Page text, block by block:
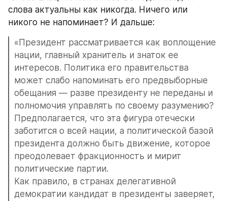
слова актуальны как никогда. Ничего или
никого не напоминает? И дальше:
«Президент рассматривается как воплощение
нации, главный хранитель и знаток ее
интересов. Политика его правительства
может слабо напоминать его предвыборные
обещания — разве президенту не переданы и
полномочия управлять по своему разумению?
Предполагается, что эта фигура отечески
заботится о всей нации, а политической базой
президента должно быть движение, которое
преодолевает фракционность и мирит
политические партии.
Как правило, в странах делегативной
демократии кандидат в президенты заверяет,